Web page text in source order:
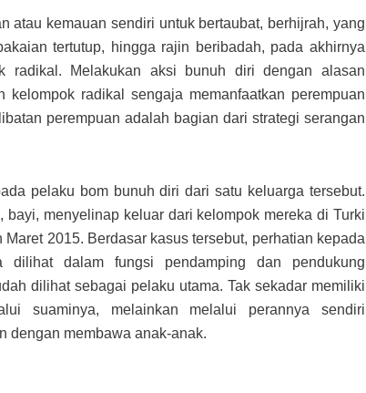
atau kemauan sendiri untuk bertaubat, berhijrah, yang
tertutup, hingga rajin beribadah, pada akhirnya
radikal. Melakukan aksi bunuh diri dengan alasan
kelompok radikal sengaja memanfaatkan perempuan
perempuan adalah bagian dari strategi serangan
pelaku bom bunuh diri dari satu keluarga tersebut.
bayi, menyelinap keluar dari kelompok mereka di Turki
2015. Berdasar kasus tersebut, perhatian kepada
dalam fungsi pendamping dan pendukung
dilihat sebagai pelaku utama. Tak sekadar memiliki
suaminya, melainkan melalui perannya sendiri
dengan membawa anak-anak.